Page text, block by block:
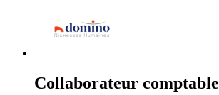
Collaborateur